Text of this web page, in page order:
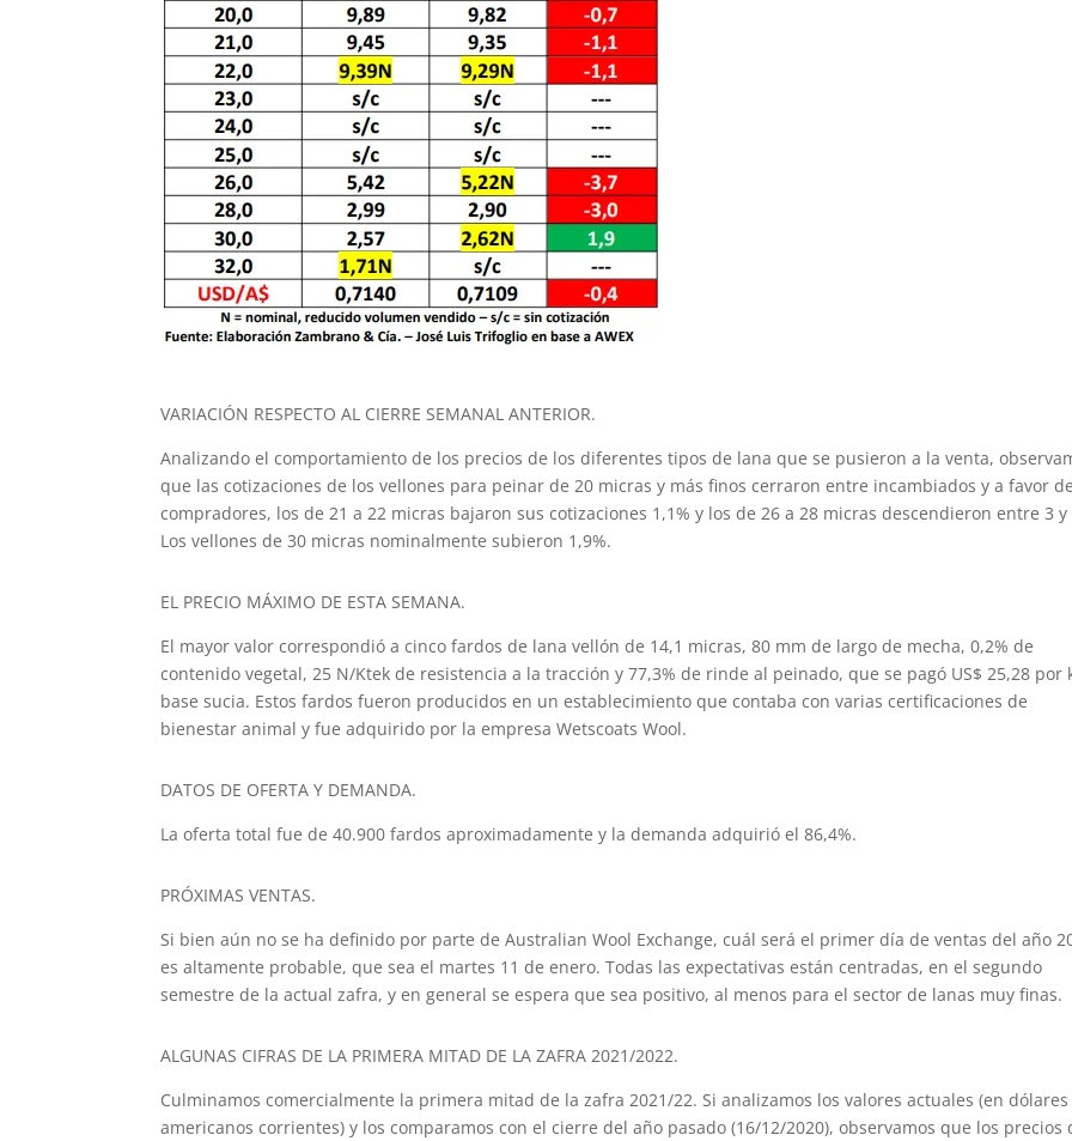
VARIACIÓN RESPECTO AL CIERRE SEMANAL ANTERIOR.
Analizando el comportamiento de los precios de los diferentes tipos de lana que se pusieron a la venta,
que las cotizaciones de los vellones para peinar de 20 micras y más finos cerraron entre incambiados y a favor
compradores, los de 21 a 22 micras bajaron sus cotizaciones 1,1% y los de 26 a 28 micras descendieron entre 3 y
Los vellones de 30 micras nominalmente subieron 1,9%.
EL PRECIO MÁXIMO DE ESTA SEMANA.
El mayor valor correspondió a cinco fardos de lana vellón de 14,1 micras, 80 mm de largo de mecha, 0,2% de
contenido vegetal, 25 N/Ktek de resistencia a la tracción y 77,3% de rinde al peinado, que se pagó US$ 25,28 por
base sucia. Estos fardos fueron producidos en un establecimiento que contaba con varias certificaciones de
bienestar animal y fue adquirido por la empresa Wetscoats Wool.
DATOS DE OFERTA Y DEMANDA.
La oferta total fue de 40.900 fardos aproximadamente y la demanda adquirió el 86,4%.
PRÓXIMAS VENTAS.
Si bien aún no se ha definido por parte de Australian Wool Exchange, cuál será el primer día de ventas del año
es altamente probable, que sea el martes 11 de enero. Todas las expectativas están centradas, en el segundo
semestre de la actual zafra, y en general se espera que sea positivo, al menos para el sector de lanas muy finas.
ALGUNAS CIFRAS DE LA PRIMERA MITAD DE LA ZAFRA 2021/2022.
Culminamos comercialmente la primera mitad de la zafra 2021/22. Si analizamos los valores actuales (en dólares
americanos corrientes) y los comparamos con el cierre del año pasado (16/12/2020), observamos que los precios